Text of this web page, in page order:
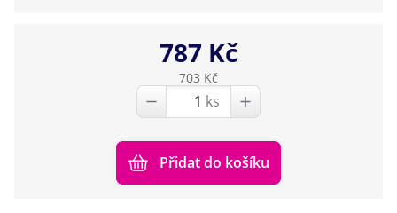
787 Kč
703 Kč
ks
Přidat do košíku